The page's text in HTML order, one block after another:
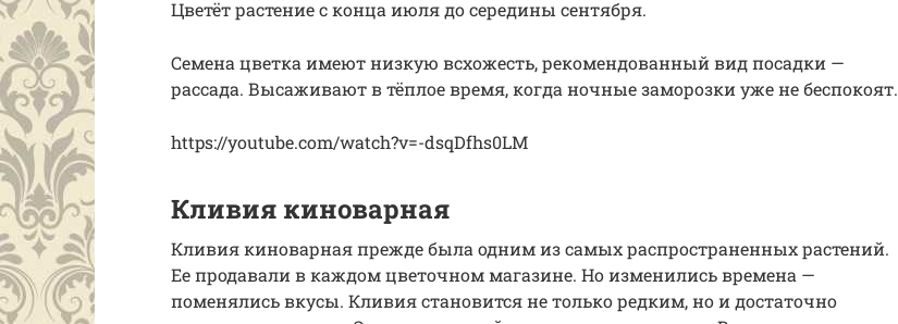
Цветёт растение с конца июля до середины сентября.
Семена цветка имеют низкую всхожесть, рекомендованный вид посадки —
рассада. Высаживают в тёплое время, когда ночные заморозки уже не беспокоят.
https://youtube.com/watch?v=-dsqDfhs0LM
Кливия киноварная
Кливия киноварная прежде была одним из самых распространенных растений.
Ее продавали в каждом цветочном магазине. Но изменились времена —
поменялись вкусы. Кливия становится не только редким, но и достаточно